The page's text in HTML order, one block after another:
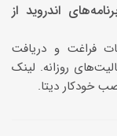
اندروید از
فراغت و دریافت
روزانه. لینک
خودکار دیتا‍.